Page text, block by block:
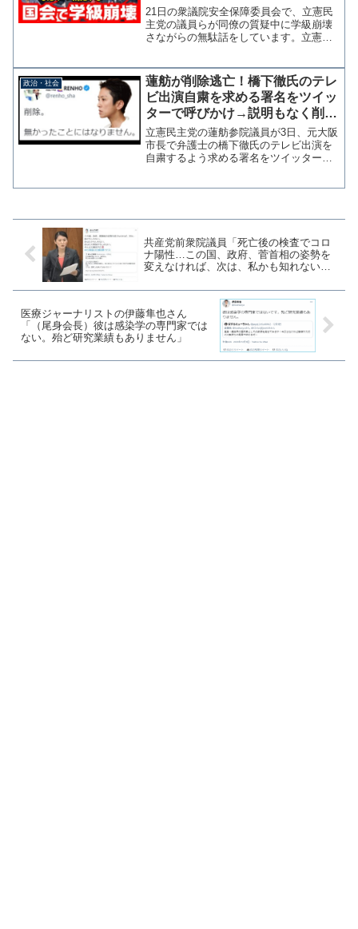
ャンネル】
21日の衆議院安全保障委員会で、立憲民
主党の議員らが同僚の質疑中に学級崩壊
さながらの無駄話をしています。立憲民
の篠原豪議員で、談笑しているのは重徳
和彦、屋良朝博、篠田奈...
政治・社会
蓮舫が削除逃亡！橋下徹氏のテレ
ビ出演自粛を求める署名をツイッ
ターで呼びかけ→説明もなく削
除、無かったことに
立憲民主党の蓮舫参院議員が3日、元大阪
市長で弁護士の橋下徹氏のテレビ出演を
自粛するよう求める署名をツイッターで
共産党前衆院議員「死亡後の検査でコロ
ナ陽性…この国、政府、菅首相の姿勢を
変えなければ、次は、私かも知れない。
判
医療ジャーナリストの伊藤隼也さん
「（尾身会長）彼は感染学の専門家では
ない。殆ど研究業績もありません」